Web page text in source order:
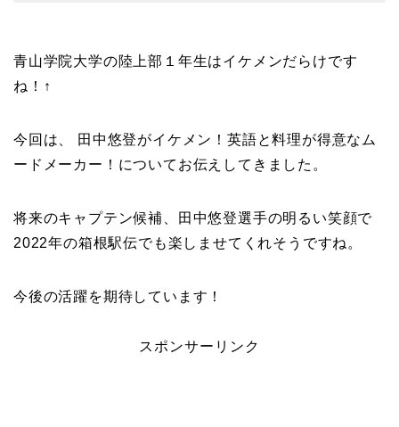
青山学院大学の陸上部１年生はイケメンだらけです
ね！↑
今回は、 田中悠登がイケメン！英語と料理が得意なム
ードメーカー！についてお伝えしてきました。
将来のキャプテン候補、田中悠登選手の明るい笑顔で
2022年の箱根駅伝でも楽しませてくれそうですね。
今後の活躍を期待しています！
スポンサーリンク